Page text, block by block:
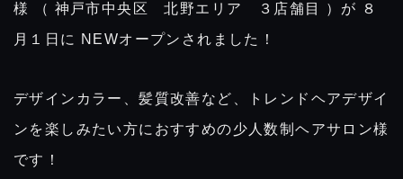
様 （ 神戸市中央区 北野エリア ３店舗目 ）が ８
月１日に NEWオープンされました！
デザインカラー、髪質改善など、トレンドヘアデザイ
ンを楽しみたい方におすすめの少人数制ヘアサロン様
です！